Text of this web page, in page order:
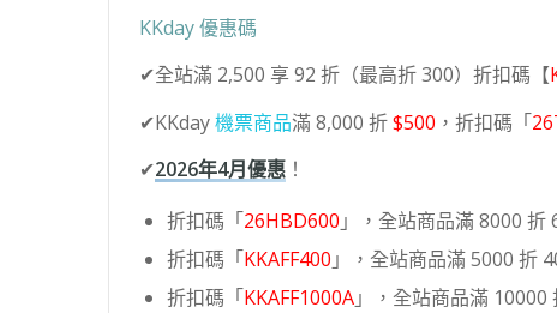
KKday 優惠碼
✔全站滿 2,500 享 92 折（最高折 300）折扣碼【
✔KKday機票商品滿 8,000 折$500 ，折扣碼「
✔2026年4月優惠 ！
折扣碼「26HBD600 」，全站商品滿 8000 折
折扣碼「KKAFF400 」，全站商品滿 5000 折
折扣碼「KKAFF1000A」，全站商品滿 10000